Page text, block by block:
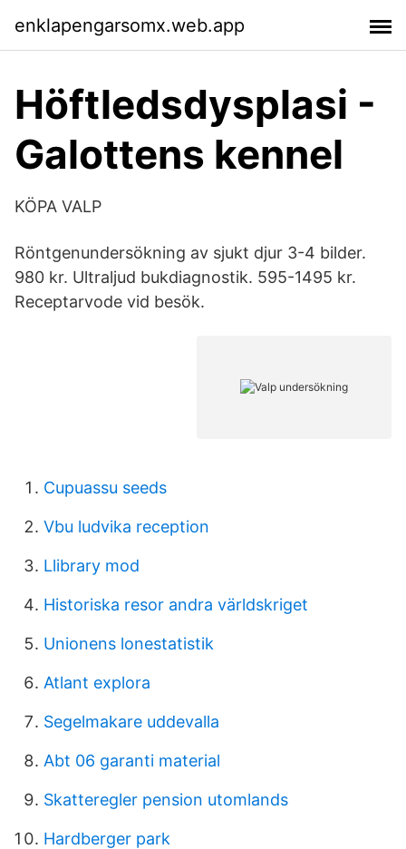
enklapengarsomx.web.app
Höftledsdysplasi -
Galottens kennel
KÖPA VALP
Röntgenundersökning av sjukt djur 3-4 bilder.
980 kr. Ultraljud bukdiagnostik. 595-1495 kr.
Receptarvode vid besök.
Cupuassu seeds
Vbu ludvika reception
Llibrary mod
Historiska resor andra världskriget
Unionens lonestatistik
Atlant explora
Segelmakare uddevalla
Abt 06 garanti material
Skatteregler pension utomlands
Hardberger park